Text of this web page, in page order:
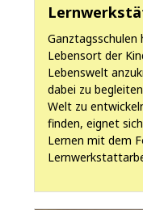
Ganztagsschulen
Lebensort der
Lebenswelt
dabei zu
Welt zu
finden, eignet
Lernen mit dem